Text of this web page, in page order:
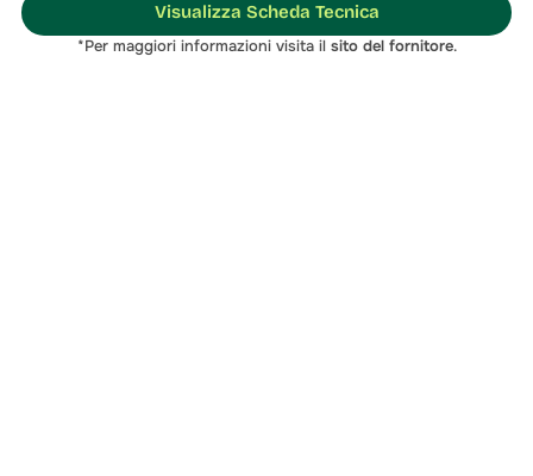
Visualizza Scheda Tecnica
*Per maggiori informazioni visita il sito del fornitore.